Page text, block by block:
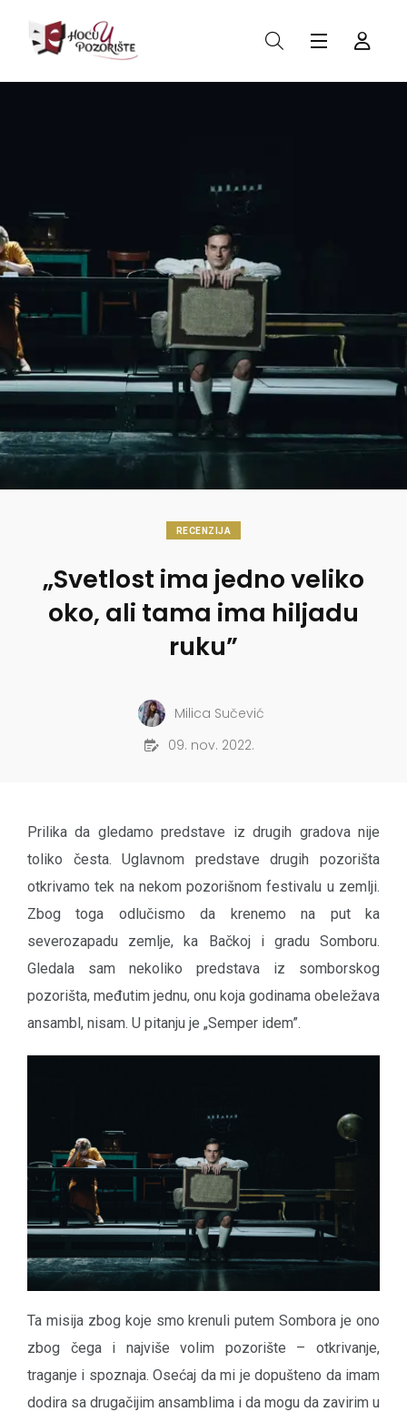
RECENZIJA
„Svetlost ima jedno veliko
oko, ali tama ima hiljadu
ruku”
Milica Sučević
09. nov. 2022.
Prilika da gledamo predstave iz drugih gradova nije
toliko česta. Uglavnom predstave drugih pozorišta
otkrivamo tek na nekom pozorišnom festivalu u zemlji.
Zbog toga odlučismo da krenemo na put ka
severozapadu zemlje, ka Bačkoj i gradu Somboru.
Gledala sam nekoliko predstava iz somborskog
pozorišta, međutim jednu, onu koja godinama obeležava
ansambl, nisam. U pitanju je „Semper idem”.
Ta misija zbog koje smo krenuli putem Sombora je ono
zbog čega i najviše volim pozorište – otkrivanje,
traganje i spoznaja. Osećaj da mi je dopušteno da imam
dodira sa drugačijim ansamblima i da mogu da zavirim u